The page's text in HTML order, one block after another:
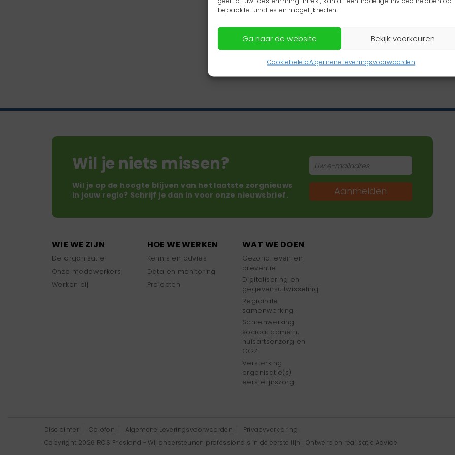
bepaalde functies en mogelijkheden.
Ga naar de website Bekijk voorkeuren
CookiebeleidAlgemene leveringsvoorwaarden
Wil je niets missen?
Wil je op de hoogte blijven van het laatste zorgnieuws
in jouw regio? Schrijf je dan in voor onze nieuwsbrief.
Aanmelden
WIE WE ZIJN
De organisatie
Onze medewerkers
Werken bij
HOE WE WERKEN
Kennis en advies
Data en monitoring
Projecten
WAT WE DOEN
Gezond leven en
preventie
Digitalisering en
gegevensuitwisseling
Regionale
samenwerking
Samenwerking
sociaal domein,
huisartsenzorg en
GGZ
Versterking
organisatie(s)
eerstelijnszorg
Disclaimer Colofon Algemene Leveringsvoorwaarden
Privacyverklaring
Copyright 2026 ROS Friesland - Wij ondersteunen professionals in de eerste lijn | Ontwerp en realisatie Advice